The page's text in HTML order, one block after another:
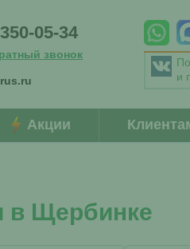
05-34
звонок
и
Акции
в Щербинке